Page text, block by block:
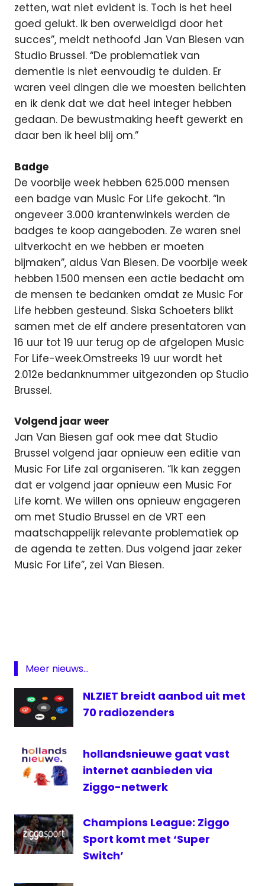
zetten, wat niet evident is. Toch is het heel
goed gelukt. Ik ben overweldigd door het
succes”, meldt nethoofd Jan Van Biesen van
Studio Brussel. “De problematiek van
dementie is niet eenvoudig te duiden. Er
waren veel dingen die we moesten belichten
en ik denk dat we dat heel integer hebben
gedaan. De bewustmaking heeft gewerkt en
daar ben ik heel blij om.”
Badge
De voorbije week hebben 625.000 mensen
een badge van Music For Life gekocht. “In
ongeveer 3.000 krantenwinkels werden de
badges te koop aangeboden. Ze waren snel
uitverkocht en we hebben er moeten
bijmaken”, aldus Van Biesen. De voorbije week
hebben 1.500 mensen een actie bedacht om
de mensen te bedanken omdat ze Music For
Life hebben gesteund. Siska Schoeters blikt
samen met de elf andere presentatoren van
16 uur tot 19 uur terug op de afgelopen Music
For Life-week.Omstreeks 19 uur wordt het
2.012e bedanknummer uitgezonden op Studio
Brussel.
Volgend jaar weer
Jan Van Biesen gaf ook mee dat Studio
Brussel volgend jaar opnieuw een editie van
Music For Life zal organiseren. “Ik kan zeggen
dat er volgend jaar opnieuw een Music For
Life komt. We willen ons opnieuw engageren
om met Studio Brussel en de VRT een
maatschappelijk relevante problematiek op
de agenda te zetten. Dus volgend jaar zeker
Music For Life”, zei Van Biesen.
Studio
Brussel
televisie
Vlaanderen
Meer nieuws...
NLZIET breidt aanbod uit met
70 radiozenders
hollandsnieuwe gaat vast
internet aanbieden via
Ziggo-netwerk
Champions League: Ziggo
Sport komt met ‘Super
Switch’